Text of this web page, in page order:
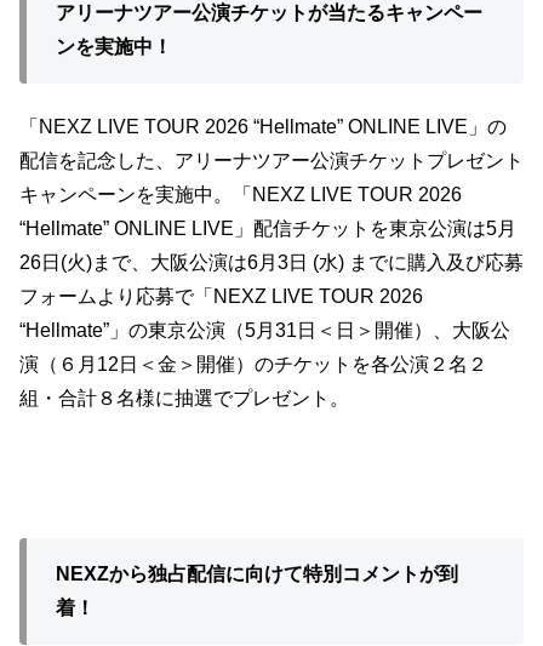
アリーナツアー公演チケットが当たるキャンペー
ンを実施中！
「NEXZ LIVE TOUR 2026 “Hellmate” ONLINE LIVE」の
配信を記念した、アリーナツアー公演チケットプレゼント
キャンペーンを実施中。「NEXZ LIVE TOUR 2026
“Hellmate” ONLINE LIVE」配信チケットを東京公演は5月
26日(火)まで、大阪公演は6月3日 (水) までに購入及び応募
フォームより応募で「NEXZ LIVE TOUR 2026
“Hellmate”」の東京公演（5月31日＜日＞開催）、大阪公
演（６月12日＜金＞開催）のチケットを各公演２名２
組・合計８名様に抽選でプレゼント。
NEXZから独占配信に向けて特別コメントが到
着！